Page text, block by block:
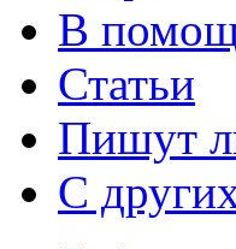
В
Статьи
Пишут
С